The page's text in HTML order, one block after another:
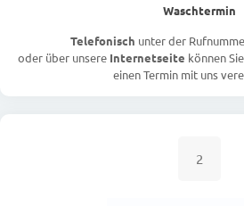
Waschtermin
Telefonisch unter der
oder über unsere Internetseite können
einen Termin mit uns
2